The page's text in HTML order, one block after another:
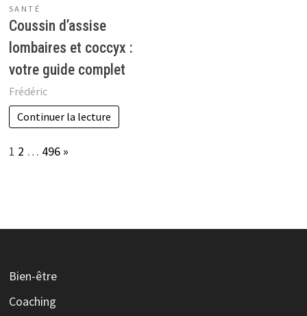
SANTÉ
Coussin d’assise
lombaires et coccyx :
votre guide complet
Frédéric
Continuer la lecture
Page:
1 2 … 496 Next
»
Bien-être
Coaching